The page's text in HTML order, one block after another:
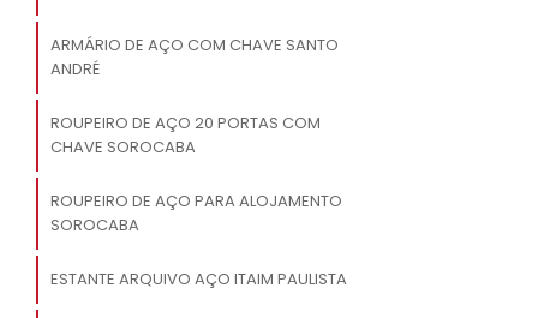
ARMÁRIO DE AÇO COM CHAVE SANTO
ANDRÉ
ROUPEIRO DE AÇO 20 PORTAS COM
CHAVE SOROCABA
ROUPEIRO DE AÇO PARA ALOJAMENTO
SOROCABA
ESTANTE ARQUIVO AÇO ITAIM PAULISTA